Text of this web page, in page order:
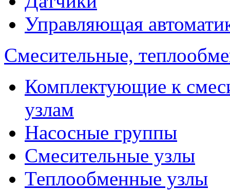
Управляющая
Смесительные,
Комплектующие к
узлам
Насосные группы
Смесительные узлы
Теплообменные узлы